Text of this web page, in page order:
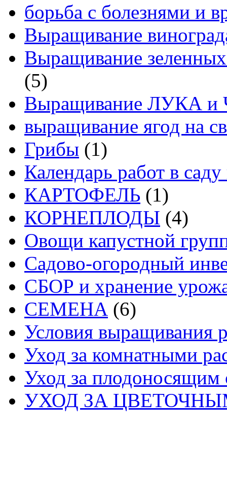
борьба с болезнями и
Выращивание
Выращивание
(5)
Выращивание ЛУКА
выращивание ягод на
Грибы (1)
Календарь работ в
КАРТОФЕЛЬ (1)
КОРНЕПЛОДЫ (4)
Овощи капустной
Садово-огородный
СБОР и хранение
СЕМЕНА (6)
Условия выращивания
Уход за комнатными
Уход за плодоносящим
УХОД ЗА